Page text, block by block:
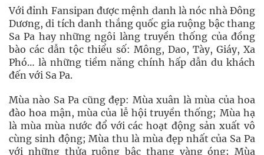
Với đỉnh Fansipan được mệnh danh là nóc nhà Đông
Dương, di tích danh thắng quốc gia ruộng bậc thang
Sa Pa hay những ngôi làng truyền thống của đồng
bào các dẫn tộc thiểu số: Mông, Dao, Tày, Giáy, Xa
Phó… là những tiềm năng chính hấp dẫn du khách
đến với Sa Pa.
Mùa nào Sa Pa cũng đẹp: Mùa xuân là mùa của hoa
đào hoa mận, mùa của lễ hội truyền thống; Mùa hạ
là mùa mùa nước đổ với các hoạt động sản xuất vô
cùng sinh động; Mùa thu là mùa đẹp nhất của Sa Pa
với những thửa ruộng bậc thang vàng óng; Mùa